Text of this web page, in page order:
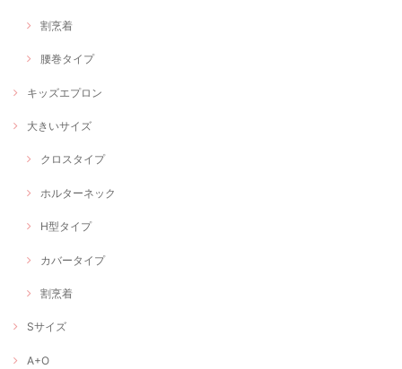
割烹着
腰巻タイプ
キッズエプロン
大きいサイズ
クロスタイプ
ホルターネック
H型タイプ
カバータイプ
割烹着
Sサイズ
A+O